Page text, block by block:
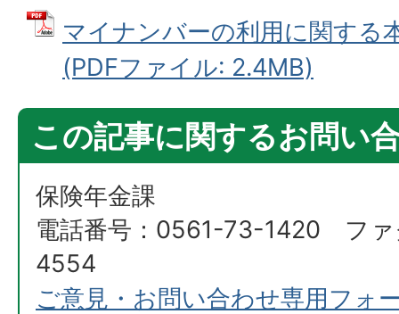
マイナンバーの利用に関する
(PDFファイル: 2.4MB)
この記事に関するお問い
保険年金課
電話番号：0561-73-1420 フ
4554
ご意見・お問い合わせ専用フォ